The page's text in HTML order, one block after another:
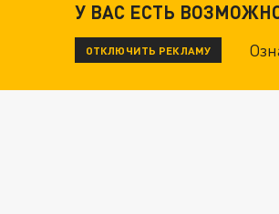
У ВАС ЕСТЬ
ОТКЛЮЧИТЬ РЕКЛАМУ